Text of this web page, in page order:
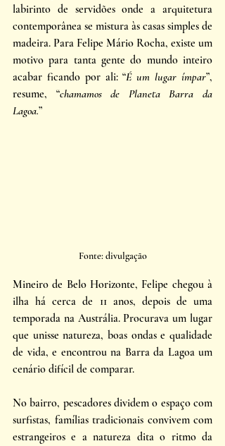
labirinto de servidões onde a arquitetura
contemporânea se mistura às casas simples de
madeira. Para Felipe Mário Rocha, existe um
motivo para tanta gente do mundo inteiro
acabar ficando por ali: “É um lugar ímpar”,
resume, “chamamos de Planeta Barra da
Lagoa.”
Fonte: divulgação
Mineiro de Belo Horizonte, Felipe chegou à
ilha há cerca de 11 anos, depois de uma
temporada na Austrália. Procurava um lugar
que unisse natureza, boas ondas e qualidade
de vida, e encontrou na Barra da Lagoa um
cenário difícil de comparar.
No bairro, pescadores dividem o espaço com
surfistas, famílias tradicionais convivem com
estrangeiros e a natureza dita o ritmo da